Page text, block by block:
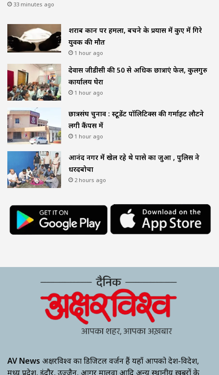
33 minutes ago
शराब दुकान पर हमला, बचने के प्रयास में कुए में गिरे
युवक की मौत
1 hour ago
देवास जीडीसी की 50 से अधिक छात्राएं फेल, कुलगुरु
कार्यालय घेरा
1 hour ago
छात्रसंघ चुनाव : स्टूडेंट पॉलिटिक्स की गर्माहट लौटने
लगी कैंपस में
1 hour ago
आनंद नगर में खेल रहे थे पासे का जुआ , पुलिस ने
धरदबोचा
2 hours ago
AV News अक्षरविश्व का डिजिटल वर्जन हैं यहाँ आपको देश-विदेश,
मध्य प्रदेश, इंदौर, उज्जैन, आगर मालवा आदि अन्य स्थानीय ख़बरों के